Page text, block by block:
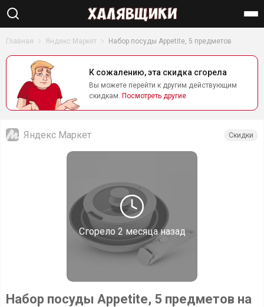
Найти
Главная Яндекс Маркет Набор посуды Appetite, 5 предметов
К сожалению, эта скидка сгорела
Вы можете перейти к другим действующим
скидкам. Посмотреть другие
Сгорело 2 месяца назад
Яндекс Маркет Скидки
Набор посуды Appetite, 5 предметов на